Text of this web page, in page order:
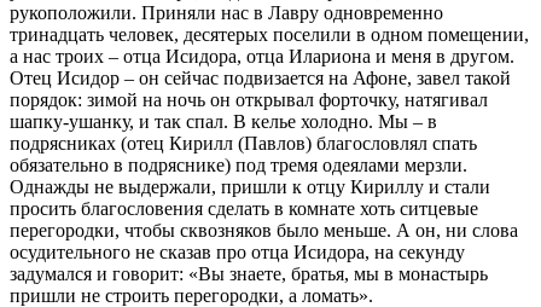
рукоположили. Приняли нас в Лавру одновременно
тринадцать человек, десятерых поселили в одном помещении,
а нас троих – отца Исидора, отца Илариона и меня в другом.
Отец Исидор – он сейчас подвизается на Афоне, завел такой
порядок: зимой на ночь он открывал форточку, натягивал
шапку-ушанку, и так спал. В келье холодно. Мы – в
подрясниках (отец Кирилл (Павлов) благословлял спать
обязательно в подряснике) под тремя одеялами мерзли.
Однажды не выдержали, пришли к отцу Кириллу и стали
просить благословения сделать в комнате хоть ситцевые
перегородки, чтобы сквозняков было меньше. А он, ни слова
осудительного не сказав про отца Исидора, на секунду
задумался и говорит: «Вы знаете, братья, мы в монастырь
пришли не строить перегородки, а ломать».